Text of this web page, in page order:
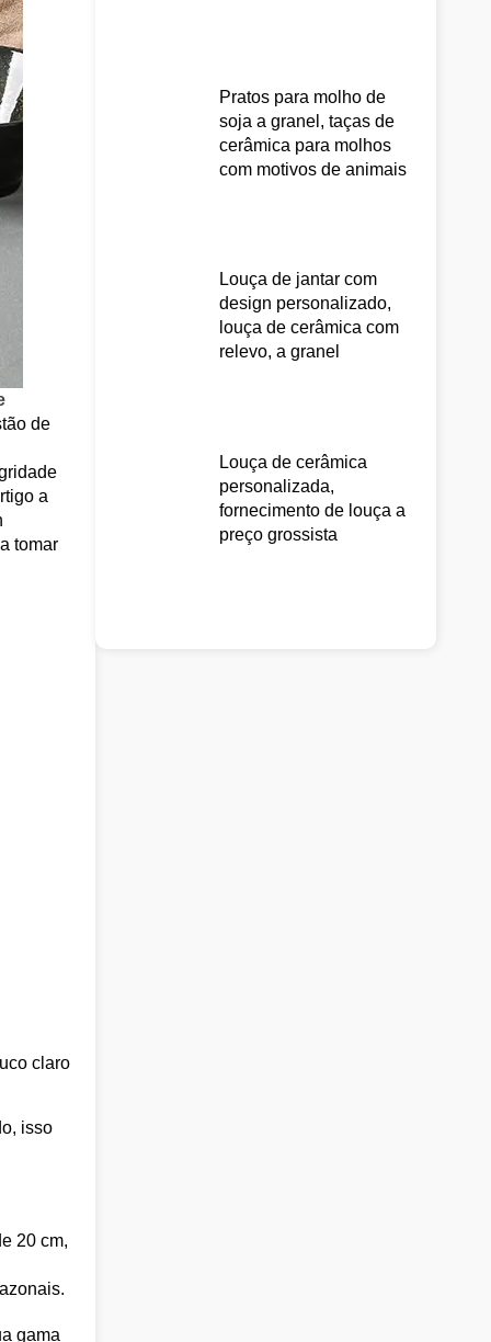
de
a
tomar
claro
isso
20 cm,
gama
Pratos para molho de
soja a granel, taças de
cerâmica para molhos
com motivos de animais
Louça de jantar com
design personalizado,
louça de cerâmica com
relevo, a granel
Louça de cerâmica
personalizada,
fornecimento de louça a
preço grossista